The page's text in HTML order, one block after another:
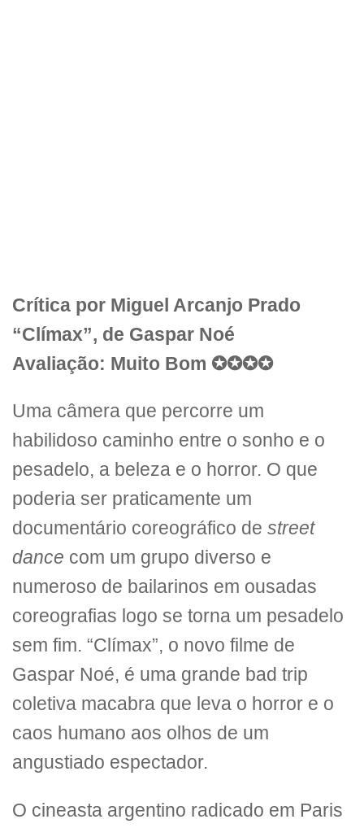
Crítica por Miguel Arcanjo Prado
“Clímax”, de Gaspar Noé
Avaliação: Muito Bom ✪✪✪✪
Uma câmera que percorre um
habilidoso caminho entre o sonho e o
pesadelo, a beleza e o horror. O que
poderia ser praticamente um
documentário coreográfico de street
dance com um grupo diverso e
numeroso de bailarinos em ousadas
coreografias logo se torna um pesadelo
sem fim. “Clímax”, o novo filme de
Gaspar Noé, é uma grande bad trip
coletiva macabra que leva o horror e o
caos humano aos olhos de um
angustiado espectador.
O cineasta argentino radicado em Paris